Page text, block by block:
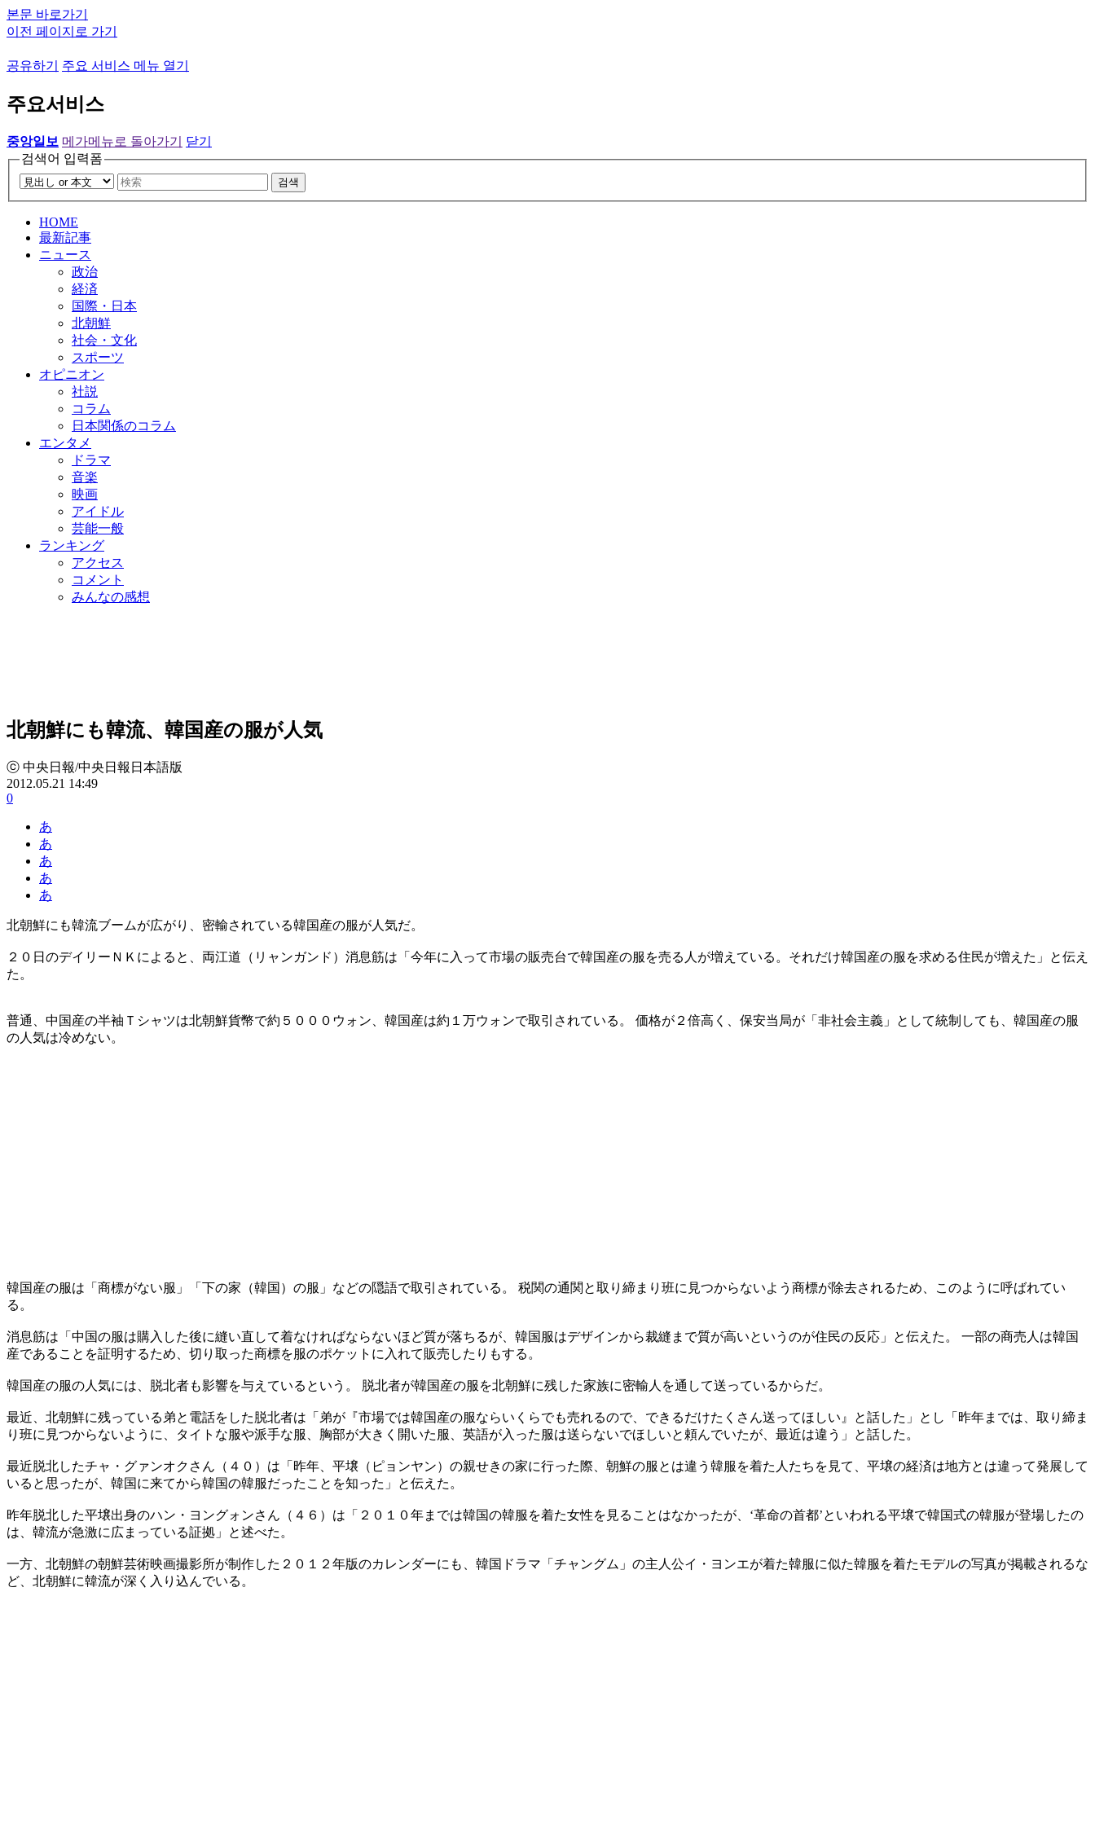
본문 바로가기
이전 페이지로 가기
공유하기 주요 서비스 메뉴 열기
주요서비스
중앙일보 메가메뉴로 돌아가기
닫기
검색어 입력폼
검색
HOME
最新記事
ニュース
政治
経済
国際・日本
北朝鮮
社会・文化
スポーツ
オピニオン
社説
コラム
日本関係のコラム
エンタメ
ドラマ
音楽
映画
アイドル
芸能一般
ランキング
アクセス
コメント
みんなの感想
北朝鮮にも韓流、韓国産の服が人気
ⓒ 中央日報/中央日報日本語版
2012.05.21 14:49
0
あ
あ
あ
あ
あ
北朝鮮にも韓流ブームが広がり、密輸されている韓国産の服が人気だ。
２０日のデイリーＮＫによると、両江道（リャンガンド）消息筋は「今年に入って市場の販売台で韓国産の服を売る人が増えている。それだけ韓国産の服を求める住民が増えた」と伝え
た。
普通、中国産の半袖Ｔシャツは北朝鮮貨幣で約５０００ウォン、韓国産は約１万ウォンで取引されている。 価格が２倍高く、保安当局が「非社会主義」として統制しても、韓国産の服
の人気は冷めない。
韓国産の服は「商標がない服」「下の家（韓国）の服」などの隠語で取引されている。 税関の通関と取り締まり班に見つからないよう商標が除去されるため、このように呼ばれてい
る。
消息筋は「中国の服は購入した後に縫い直して着なければならないほど質が落ちるが、韓国服はデザインから裁縫まで質が高いというのが住民の反応」と伝えた。 一部の商売人は韓国
産であることを証明するため、切り取った商標を服のポケットに入れて販売したりもする。
韓国産の服の人気には、脱北者も影響を与えているという。 脱北者が韓国産の服を北朝鮮に残した家族に密輸人を通して送っているからだ。
最近、北朝鮮に残っている弟と電話をした脱北者は「弟が『市場では韓国産の服ならいくらでも売れるので、できるだけたくさん送ってほしい』と話した」とし「昨年までは、取り締ま
り班に見つからないように、タイトな服や派手な服、胸部が大きく開いた服、英語が入った服は送らないでほしいと頼んでいたが、最近は違う」と話した。
最近脱北したチャ・グァンオクさん（４０）は「昨年、平壌（ピョンヤン）の親せきの家に行った際、朝鮮の服とは違う韓服を着た人たちを見て、平壌の経済は地方とは違って発展して
いると思ったが、韓国に来てから韓国の韓服だったことを知った」と伝えた。
昨年脱北した平壌出身のハン・ヨングォンさん（４６）は「２０１０年までは韓国の韓服を着た女性を見ることはなかったが、‘革命の首都’といわれる平壌で韓国式の韓服が登場したの
は、韓流が急激に広まっている証拠」と述べた。
一方、北朝鮮の朝鮮芸術映画撮影所が制作した２０１２年版のカレンダーにも、韓国ドラマ「チャングム」の主人公イ・ヨンエが着た韓服に似た韓服を着たモデルの写真が掲載されるな
ど、北朝鮮に韓流が深く入り込んでいる。